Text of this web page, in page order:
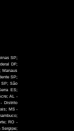
SP;
DF;
Manaus
SP;
SP; São
ES;
AL -
Distrito
MS -
RO -
Sergipe;